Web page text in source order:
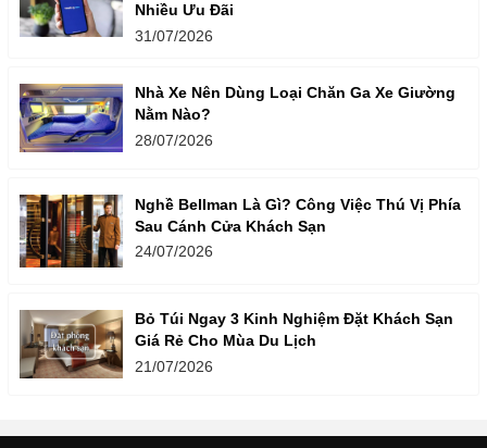
Nhiều Ưu Đãi
31/07/2026
Nhà Xe Nên Dùng Loại Chăn Ga Xe Giường
Nằm Nào?
28/07/2026
Nghề Bellman Là Gì? Công Việc Thú Vị Phía
Sau Cánh Cửa Khách Sạn
24/07/2026
Bỏ Túi Ngay 3 Kinh Nghiệm Đặt Khách Sạn
Giá Rẻ Cho Mùa Du Lịch
21/07/2026